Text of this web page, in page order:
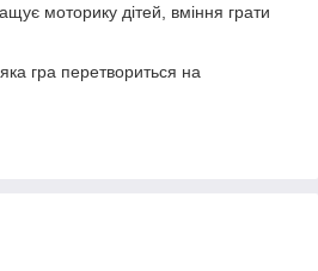
моторику дітей, вміння грати
гра перетвориться на